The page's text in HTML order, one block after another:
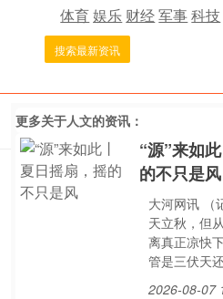
体育娱乐 财经军事科技
搜索最新资讯
更多关于人文的资讯：
“源”来如
的不只是风
大河网讯 （
天立秋，但
离真正凉快
管是三伏天
2026-08-07